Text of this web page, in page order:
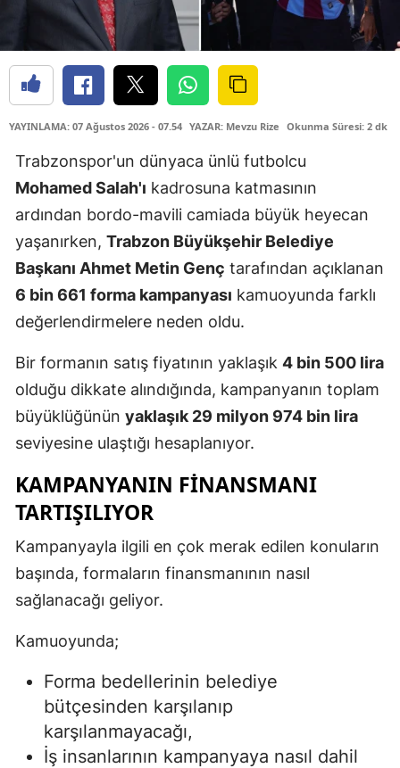
YAYINLAMA: 07 Ağustos 2026 - 07.54 YAZAR: Mevzu Rize Okunma Süresi: 2 dk
Trabzonspor'un dünyaca ünlü futbolcu
Mohamed Salah'ı kadrosuna katmasının
ardından bordo-mavili camiada büyük heyecan
yaşanırken, Trabzon Büyükşehir Belediye
Başkanı Ahmet Metin Genç tarafından açıklanan
6 bin 661 forma kampanyası kamuoyunda farklı
değerlendirmelere neden oldu.
Bir formanın satış fiyatının yaklaşık 4 bin 500 lira
olduğu dikkate alındığında, kampanyanın toplam
büyüklüğünün yaklaşık 29 milyon 974 bin lira
seviyesine ulaştığı hesaplanıyor.
KAMPANYANIN FINANSMANI
TARTIŞILIYOR
Kampanyayla ilgili en çok merak edilen konuların
başında, formaların finansmanının nasıl
sağlanacağı geliyor.
Kamuoyunda;
Forma bedellerinin belediye
bütçesinden karşılanıp
karşılanmayacağı,
İş insanlarının kampanyaya nasıl dahil